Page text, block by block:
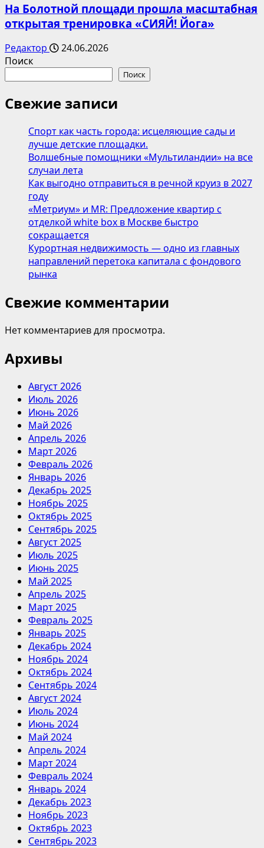
На Болотной площади прошла масштабная
открытая тренировка «СИЯЙ! Йога»
Редактор
24.06.2026
Поиск
Поиск
Свежие записи
Спорт как часть города: исцеляющие сады и
лучше детские площадки.
Волшебные помощники «Мультиландии» на все
случаи лета
Как выгодно отправиться в речной круиз в 2027
году
«Метриум» и MR: Предложение квартир с
отделкой white box в Москве быстро
сокращается
Курортная недвижимость — одно из главных
направлений перетока капитала с фондового
рынка
Свежие комментарии
Нет комментариев для просмотра.
Архивы
Август 2026
Июль 2026
Июнь 2026
Май 2026
Апрель 2026
Март 2026
Февраль 2026
Январь 2026
Декабрь 2025
Ноябрь 2025
Октябрь 2025
Сентябрь 2025
Август 2025
Июль 2025
Июнь 2025
Май 2025
Апрель 2025
Март 2025
Февраль 2025
Январь 2025
Декабрь 2024
Ноябрь 2024
Октябрь 2024
Сентябрь 2024
Август 2024
Июль 2024
Июнь 2024
Май 2024
Апрель 2024
Март 2024
Февраль 2024
Январь 2024
Декабрь 2023
Ноябрь 2023
Октябрь 2023
Сентябрь 2023